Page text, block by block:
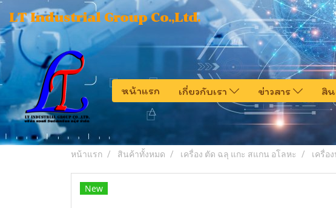
LT Industrial Group Co.,Ltd.
หน้าแรก เกี่ยวกับเรา ข่าวสาร สิ
หน้าแรก สินค้าทั้งหมด เครื่อง ตัด ฉลุ แกะ สแกน อโลหะ เครื่อ
New